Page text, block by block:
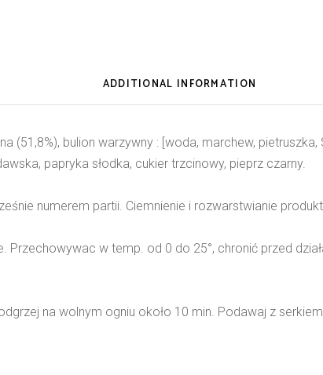
ADDITIONAL INFORMATION
(51,8%), bulion warzywny : [woda, marchew,
papryka słodka, cukier trzcinowy, pieprz czarny.
numerem partii. Ciemnienie i rozwarstwianie
Przechowywac w temp. od 0 do 25°, chronić przed
na wolnym ogniu około 10 min. Podawaj z